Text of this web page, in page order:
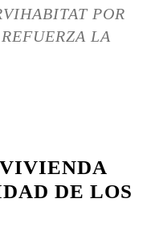
POR
LA
DE LOS